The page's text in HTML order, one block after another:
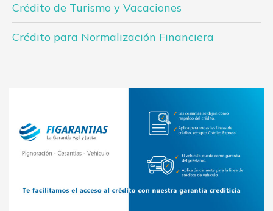
Crédito de Turismo y Vacaciones
Crédito para Normalización Financiera